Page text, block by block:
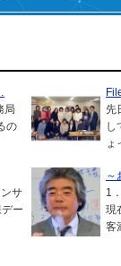
局
の
先
し
ょ
サ
ー
～
1
現
客